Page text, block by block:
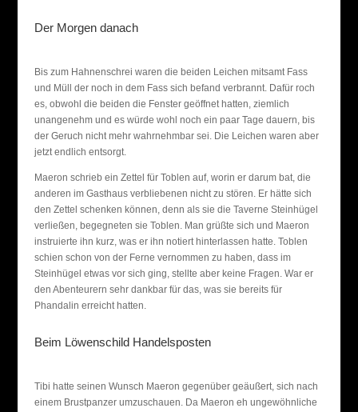
Der Morgen danach
Bis zum Hahnenschrei waren die beiden Leichen mitsamt Fass
und Müll der noch in dem Fass sich befand verbrannt. Dafür roch
es, obwohl die beiden die Fenster geöffnet hatten, ziemlich
unangenehm und es würde wohl noch ein paar Tage dauern, bis
der Geruch nicht mehr wahrnehmbar sei. Die Leichen waren aber
jetzt endlich entsorgt.
Maeron schrieb ein Zettel für Toblen auf, worin er darum bat, die
anderen im Gasthaus verbliebenen nicht zu stören. Er hätte sich
den Zettel schenken können, denn als sie die Taverne Steinhügel
verließen, begegneten sie Toblen. Man grüßte sich und Maeron
instruierte ihn kurz, was er ihn notiert hinterlassen hatte. Toblen
schien schon von der Ferne vernommen zu haben, dass im
Steinhügel etwas vor sich ging, stellte aber keine Fragen. War er
den Abenteurern sehr dankbar für das, was sie bereits für
Phandalin erreicht hatten.
Beim Löwenschild Handelsposten
Tibi hatte seinen Wunsch Maeron gegenüber geäußert, sich nach
einem Brustpanzer umzuschauen. Da Maeron eh ungewöhnliche